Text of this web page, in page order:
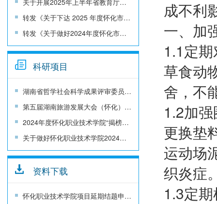
成不利
一、加
1.1定
草食动
舍，不
1.2加
更换垫
运动场
织炎症
1.3定
关于开展2025年上半年省教育厅科研项目结题工作的通知
转发《关于下达 2025 年度怀化市哲学社会科学成果评审委员会课题的通知》
转发《关于做好2024年度怀化市哲学社会科学成果评审委员会课题结题的通知》
科研项目
湖南省哲学社会科学成果评审委员会湖南省文化和旅游厅关于文旅融合发展研究专项课题申报的通知
第五届湖南旅游发展大会（怀化）科技专项 项目申报
2024年度怀化职业技术学院“揭榜挂帅”项目立项通知
关于做好怀化职业技术学院2024年“揭榜挂帅”项目申报的通知
资料下载
怀化职业技术学院项目延期结题申请书